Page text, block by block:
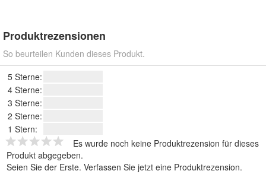
Produktrezensionen
So beurteilen Kunden dieses Produkt.
5 Sterne:
4 Sterne:
3 Sterne:
2 Sterne:
1 Stern:
Es wurde noch keine Produktrezension für dieses
Produkt abgegeben.
Seien Sie der Erste. Verfassen Sie jetzt eine Produktrezension.